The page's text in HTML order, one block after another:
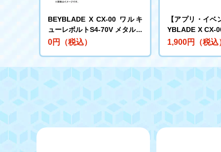
BEYBLADE X CX-00 ワルキ
ューレボルトS4-70V メタルコ
ート:ゴールド【レアベイ交換
0円（税込）
【アプリ・イベ
YBLADE X CX-
ドレイクブレイ
1,900円（税込